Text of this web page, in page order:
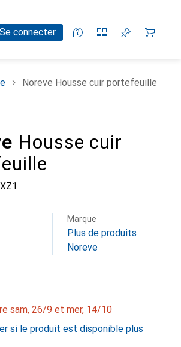
client
Se connecter
comparaison
Noreve Housse cuir portefeuille
Housse cuir
Marque
Plus de produits
Noreve
sam, 26/9 et mer, 14/10
si le produit est disponible plus